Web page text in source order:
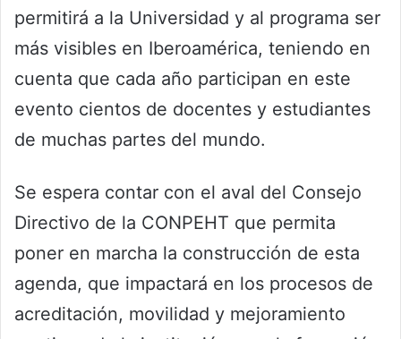
permitirá a la Universidad y al programa ser
más visibles en Iberoamérica, teniendo en
cuenta que cada año participan en este
evento cientos de docentes y estudiantes
de muchas partes del mundo.
Se espera contar con el aval del Consejo
Directivo de la CONPEHT que permita
poner en marcha la construcción de esta
agenda, que impactará en los procesos de
acreditación, movilidad y mejoramiento